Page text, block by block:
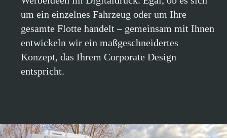
entspricht.